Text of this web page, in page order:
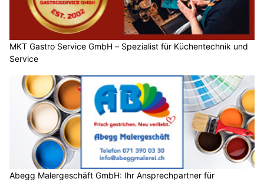
MKT Gastro Service GmbH – Spezialist für Küchentechnik und
Service
Abegg Malergeschäft GmbH: Ihr Ansprechpartner für